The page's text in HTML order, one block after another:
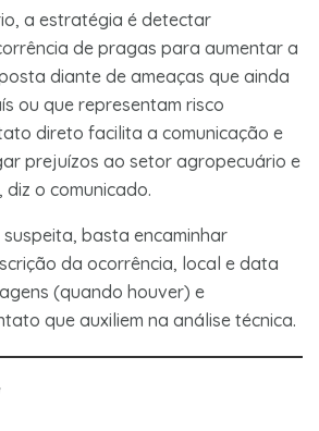
a estratégia é detectar
de pragas para aumentar a
diante de ameaças que ainda
ou que representam risco
direto facilita a comunicação e
prejuízos ao setor agropecuário e
diz o comunicado.
basta encaminhar
da ocorrência, local e data
(quando houver) e
que auxiliem na análise técnica.